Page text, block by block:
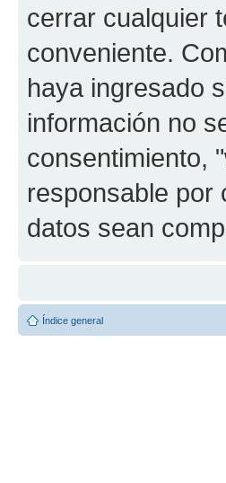
cerrar cualquier
conveniente.
haya ingresado
información no
consentimiento,
responsable por
datos sean
Índice general